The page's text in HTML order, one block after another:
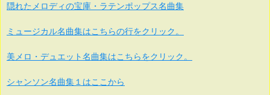
隠れたメロディの宝庫・ラテンポップス名曲集
ミュージカル名曲集はこちらの行をクリック。
美メロ・デュエット名曲集はこちらをクリック。
シャンソン名曲集１はここから